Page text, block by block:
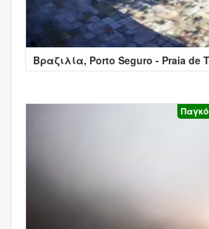
Βραζιλία, Porto Seguro - Praia de